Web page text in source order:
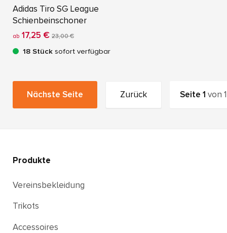
Adidas Tiro SG League
Schienbeinschoner
ab 17,25 € 23,00 €
18 Stück sofort verfügbar
Nächste Seite Zurück Seite1 von1
Produkte
Vereinsbekleidung
Trikots
Accessoires